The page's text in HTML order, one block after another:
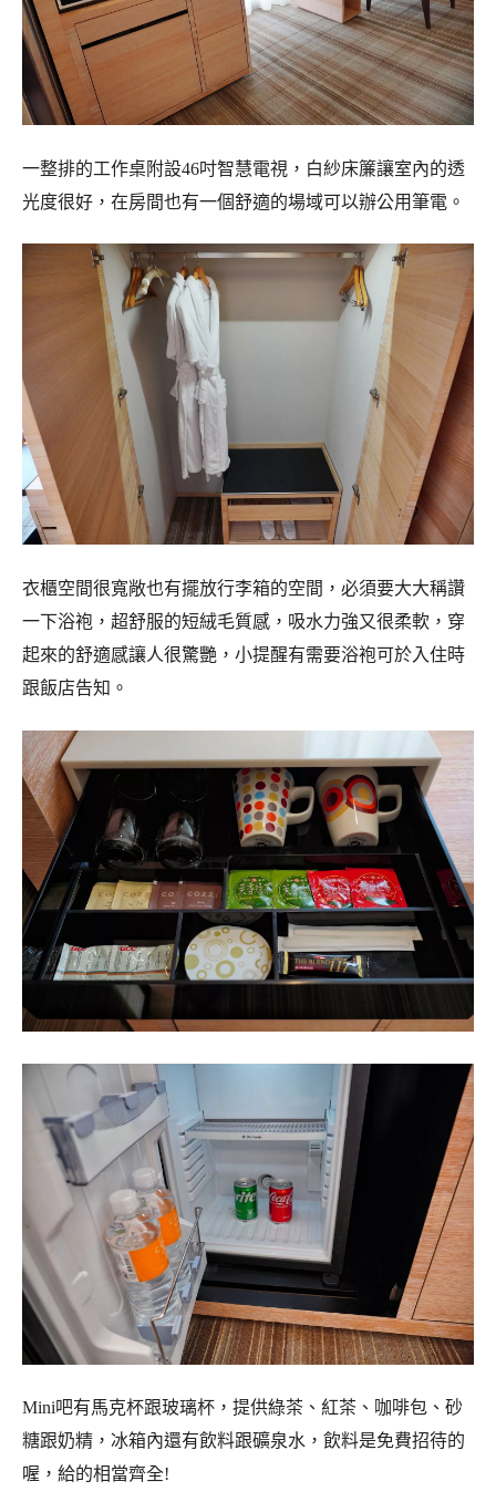
一整排的工作桌附設46吋智慧電視，白紗床簾讓室內的透
光度很好，在房間也有一個舒適的場域可以辦公用筆電。
衣櫃空間很寬敞也有擺放行李箱的空間，必須要大大稱讚
一下浴袍，超舒服的短絨毛質感，吸水力強又很柔軟，穿
起來的舒適感讓人很驚艷，小提醒有需要浴袍可於入住時
跟飯店告知。
Mini吧有馬克杯跟玻璃杯，提供綠茶、紅茶、咖啡包、砂
糖跟奶精，冰箱內還有飲料跟礦泉水，飲料是免費招待的
喔，給的相當齊全!